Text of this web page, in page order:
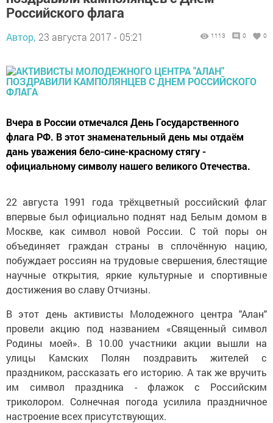
Российского флага
Автор, 23 августа 2017 - 05:21 1113 0 0
Вчера в России отмечался День Государственного
флага РФ. В этот знаменательный день мы отдаём
дань уважения бело-сине-красному стягу -
официальному символу нашего великого Отечества.
22 августа 1991 года трёхцветный российский флаг
впервые был официально поднят над Белым домом в
Москве, как символ новой России. С той поры он
объединяет граждан страны в сплочённую нацию,
побуждает россиян на трудовые свершения, блестящие
научные открытия, яркие культурные и спортивные
достижения во славу Отчизны.
В этот день активисты Молодежного центра "Алан"
провели акцию под названием «Священный символ
Родины моей». В 10.00 участники акции вышли на
улицы Камских Полян поздравить жителей с
праздником, рассказать его историю. А так же вручить
им символ праздника - флажок c Российским
триколором. Солнечная погода усилила праздничное
настроение всех присутствующих.